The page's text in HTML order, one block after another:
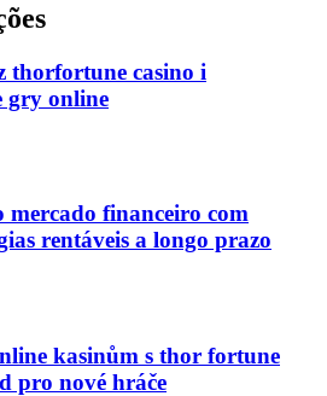
thorfortune casino i
gry online
mercado financeiro com
rentáveis a longo prazo
kasinům s thor fortune
pro nové hráče